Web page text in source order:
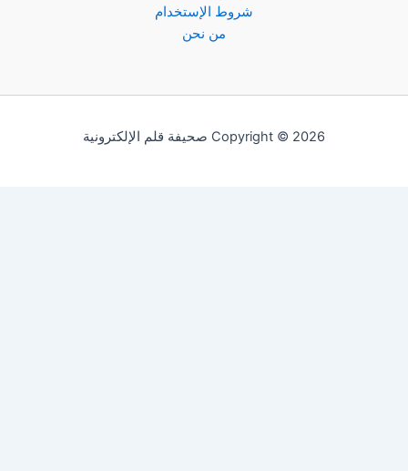
شروط الإستخدام
Copyright © 2026 صحيفة قلم الإلكترونية